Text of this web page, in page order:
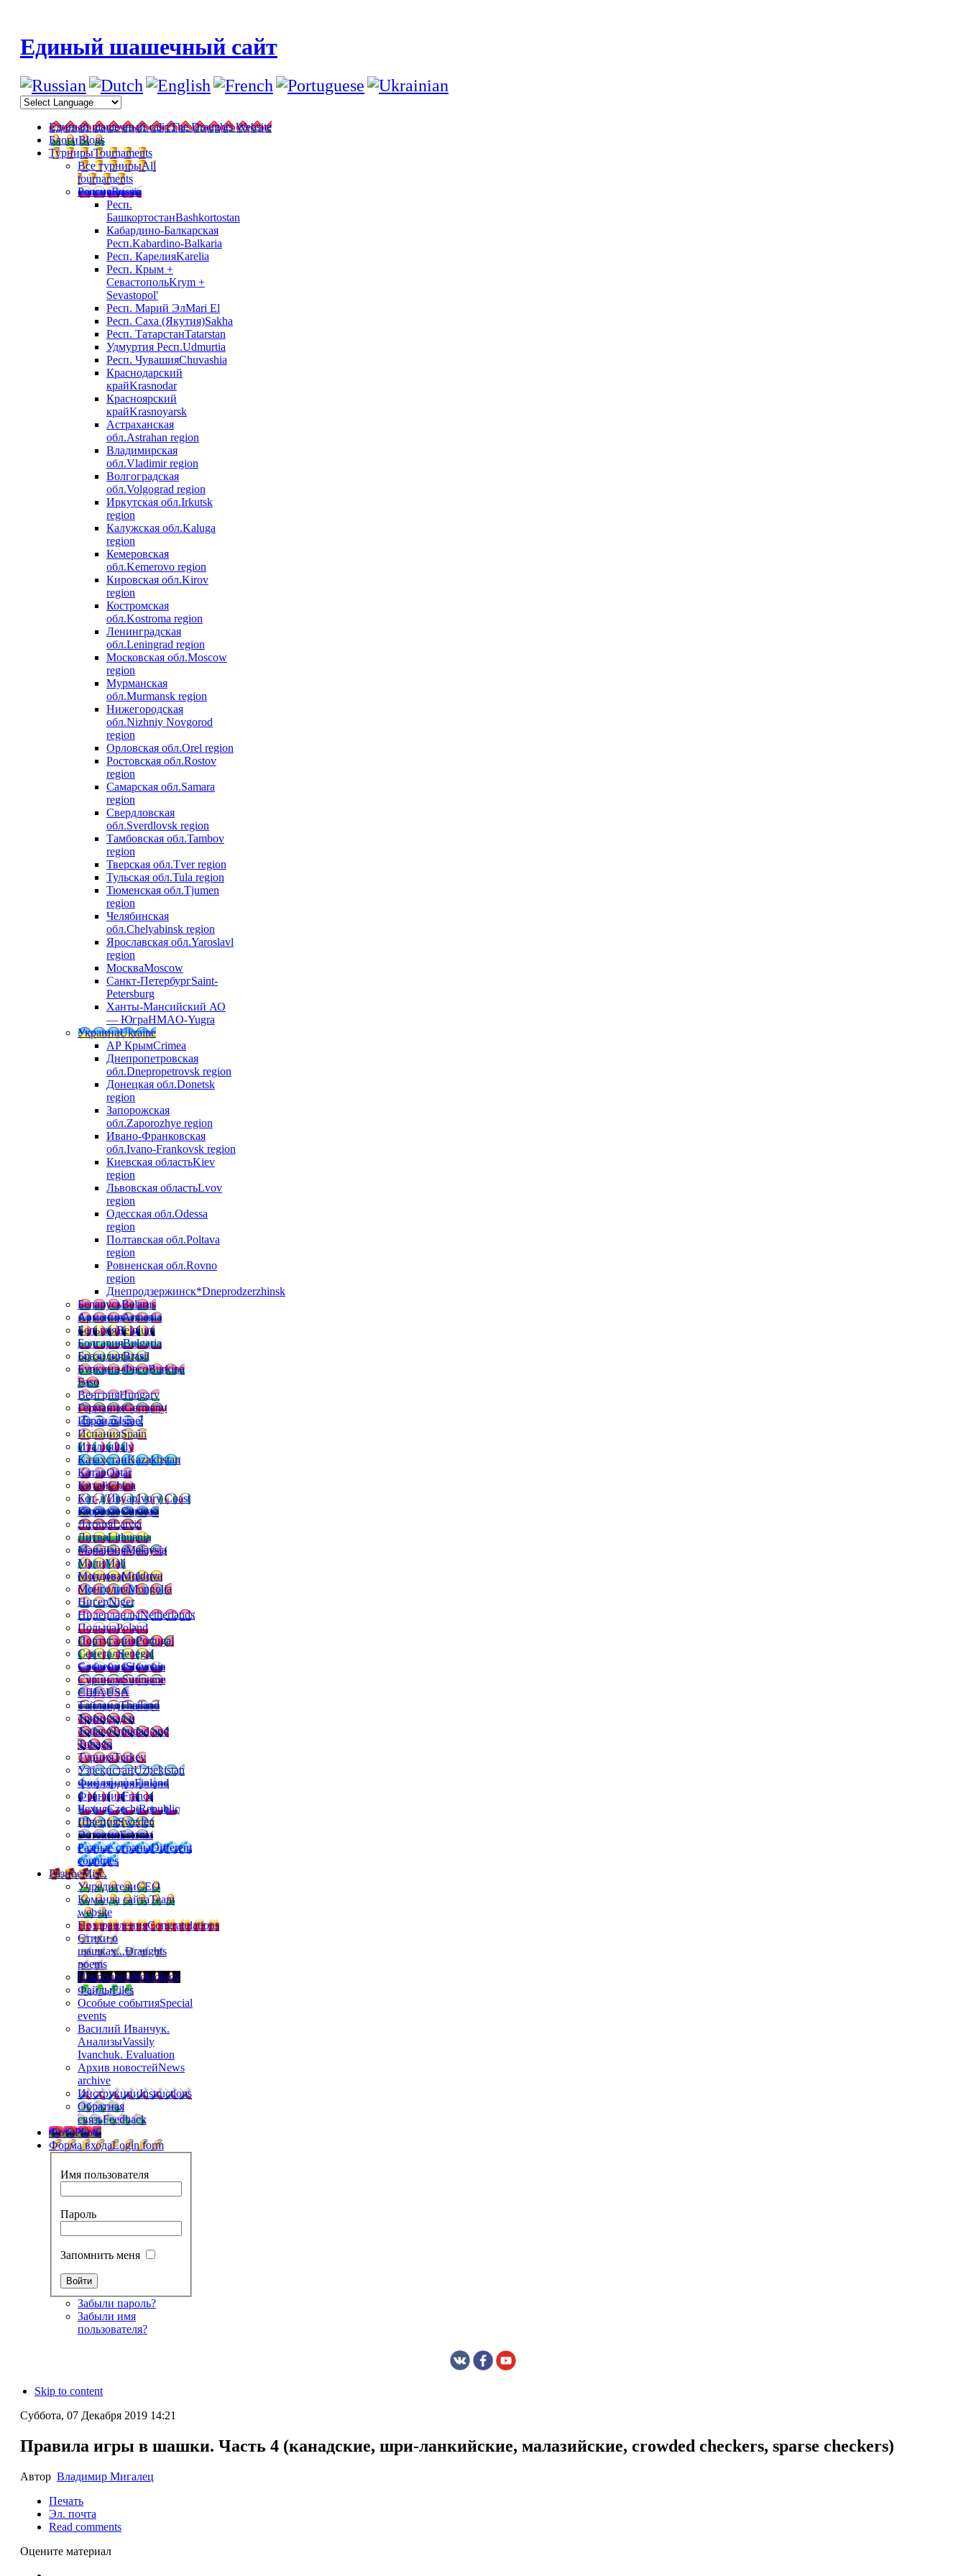
Единый шашечный сайт
Единый шашечный сайтThe Draughts Website
БлогиBlogs
ТурнирыTournaments
Все турнирыAll
tournaments
РоссияRussia
Респ.
БашкортостанBashkortostan
Кабардино-Балкарская
Респ.Kabardino-Balkaria
Респ. КарелияKarelia
Респ. Крым +
СевастопольKrym +
Sevastopol'
Респ. Марий ЭлMari El
Респ. Саха (Якутия)Sakha
Респ. ТатарстанTatarstan
Удмуртия Респ.Udmurtia
Респ. ЧувашияChuvashia
Краснодарский
крайKrasnodar
Красноярский
крайKrasnoyarsk
Астраханская
обл.Astrahan region
Владимирская
обл.Vladimir region
Волгоградская
обл.Volgograd region
Иркутская обл.Irkutsk
region
Калужская обл.Kaluga
region
Кемеровская
обл.Kemerovo region
Кировская обл.Kirov
region
Костромская
обл.Kostroma region
Ленинградская
обл.Leningrad region
Московская обл.Moscow
region
Мурманская
обл.Murmansk region
Нижегородская
обл.Nizhniy Novgorod
region
Орловская обл.Orel region
Ростовская обл.Rostov
region
Самарская обл.Samara
region
Свердловская
обл.Sverdlovsk region
Тамбовская обл.Tambov
region
Тверская обл.Tver region
Тульская обл.Tula region
Тюменская обл.Tjumen
region
Челябинская
обл.Chelyabinsk region
Ярославская обл.Yaroslavl
region
МоскваMoscow
Санкт-ПетербургSaint-
Petersburg
Ханты-Мансийский АО
— ЮграHMAO-Yugra
УкраинаUkraine
АР КрымCrimea
Днепропетровская
обл.Dnepropetrovsk region
Донецкая обл.Donetsk
region
Запорожская
обл.Zaporozhye region
Ивано-Франковская
обл.Ivano-Frankovsk region
Киевская областьKiev
region
Львовская областьLvov
region
Одесская обл.Odessa
region
Полтавская обл.Poltava
region
Ровненская обл.Rovno
region
Днепродзержинск*Dneprodzerzhinsk
БеларусьBelarus
АрменияArmenia
БельгияBelgium
БолгарияBulgaria
БразилияBrasil
Буркина-ФасоBurkina
Faso
ВенгрияHungary
ГерманияGermany
ИзраильIsrael
ИспанияSpain
ИталияItaly
КазахстанKazakhstan
КатарQatar
КитайChina
Кот-д'ИвуарIvory Coast
КюрасаоCuracao
ЛатвияLatvia
ЛитваLithuania
МалайзияMalaysia
МалиMali
МолдоваMoldova
МонголияMongolia
НигерNiger
НидерландыNetherlands
ПольшаPoland
ПортугалияPortugal
СенегалSenegal
СловенияSlovenia
СуринамSuriname
СШАUSA
ТайландThailand
Тринидад и
ТобагоTrinidad and
Tobago
ТурцияTurkey
УзбекистанUzbekistan
ФинляндияFinland
ФранцияFrance
ЧехияCzech Republic
ШвецияSweden
ЭстонияEstonia
Разные страныDifferent
countries
РазноеMisc.
УчредителиCEO
Команда сайтаTeam
website
ПоздравленияCongratulations
Стихи о
шашках...Draughts
poems
НекрологиNekrology
ФайлыFiles
Особые событияSpecial
events
Василий Иванчук.
АнализыVassily
Ivanchuk. Evaluation
Архив новостейNews
archive
ИнструкцииInstructions
Обратная
связьFeedback
ФотоPhoto
Форма входаLogin form
Имя пользователя
Пароль
Запомнить меня
Забыли пароль?
Забыли имя
пользователя?
Skip to content
Суббота, 07 Декабря 2019 14:21
Правила игры в шашки. Часть 4 (канадские, шри-ланкийские, малазийские, crowded checkers, sparse checkers)
Автор Владимир Мигалец
Печать
Эл. почта
Read comments
Оцените материал